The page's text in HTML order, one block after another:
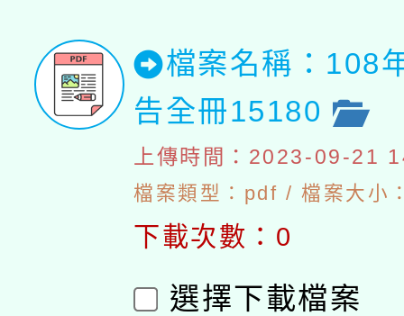
檔案名稱：108
告全冊15180
上傳時間：2023-09-21
檔案類型：pdf / 檔案大小
下載次數：0
選擇下載檔案